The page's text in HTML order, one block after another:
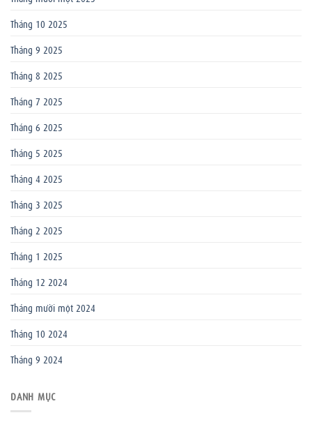
Tháng 10 2025
Tháng 9 2025
Tháng 8 2025
Tháng 7 2025
Tháng 6 2025
Tháng 5 2025
Tháng 4 2025
Tháng 3 2025
Tháng 2 2025
Tháng 1 2025
Tháng 12 2024
Tháng mười một 2024
Tháng 10 2024
Tháng 9 2024
DANH MỤC